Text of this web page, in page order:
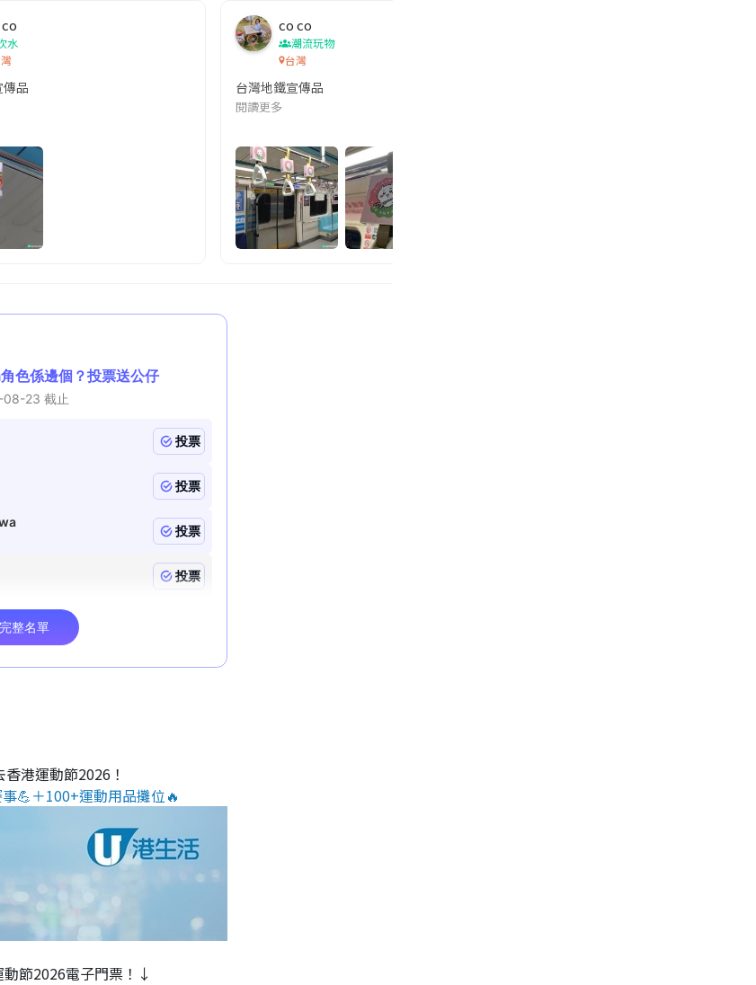
同名網絡漫畫,故事主軸圍繞女主角柳寶娜 —— 表面上是一間公司的職員,但其實暗地裡是負責處決逃過法網罪犯的阻擊手｡ 劇情從
水
品
co co
潮流玩物
台灣
台灣地鐵宣傳品
閱讀更多
香港運動節2026！
💪＋100+運動用品攤位🔥
節2026電子門票！↓